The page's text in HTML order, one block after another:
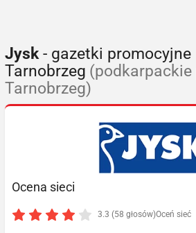
Jysk- gazetki promocyjne
Tarnobrzeg (podkarpackie
Tarnobrzeg)
Ocena sieci
3.3 (58 głosów)Oceń sieć